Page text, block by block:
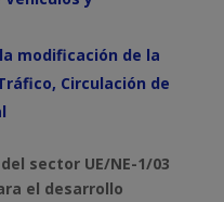
modificación de la
Circulación de
sector UE/NE-1/03
el desarrollo